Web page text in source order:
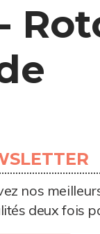
nos
deux fois